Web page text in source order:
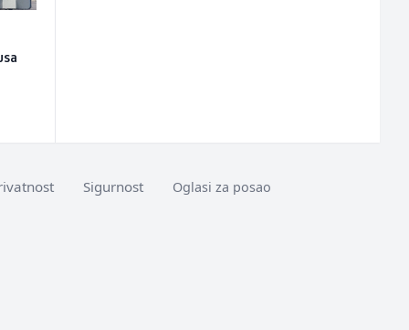
Sigurnost Oglasi za posao